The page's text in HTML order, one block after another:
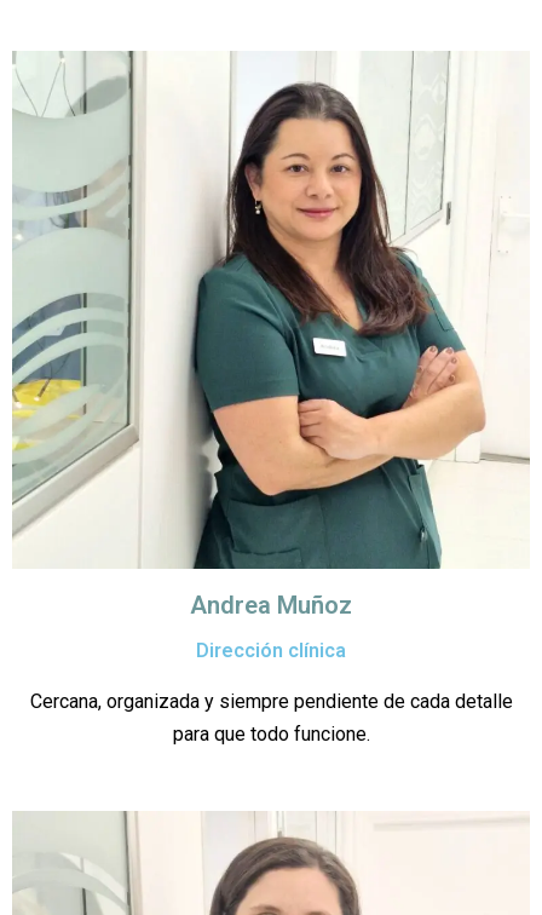
Andrea Muñoz
Dirección clínica
Cercana, organizada y siempre pendiente de cada detalle
para que todo funcione.